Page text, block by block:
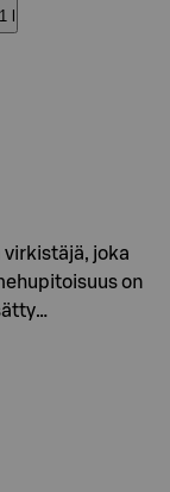
l
joka
on